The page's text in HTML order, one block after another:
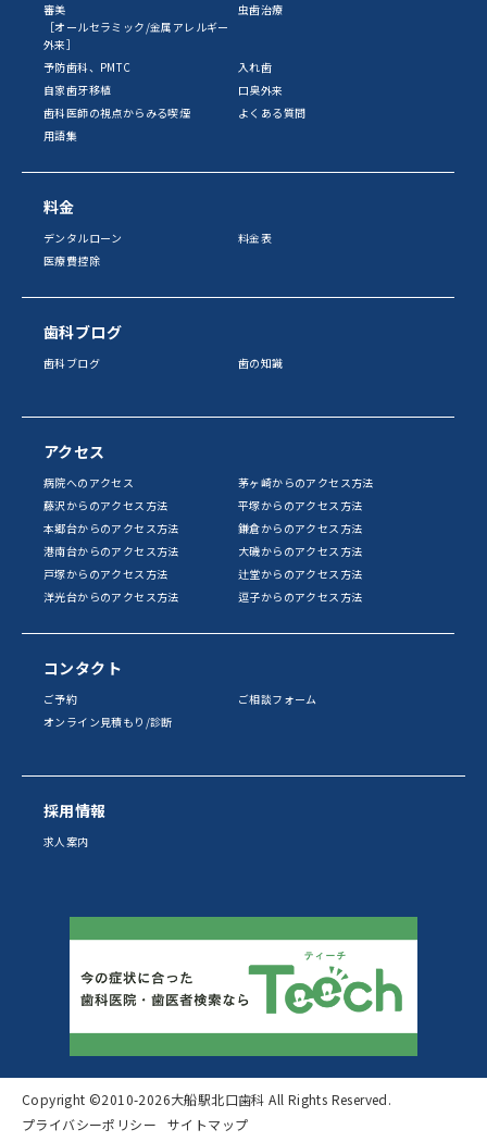
審美
［オールセラミック/金属アレルギー
外来］
虫歯治療
予防歯科、PMTC
入れ歯
自家歯牙移植
口臭外来
歯科医師の視点からみる喫煙
よくある質問
用語集
料金
デンタルローン
料金表
医療費控除
歯科ブログ
歯科ブログ 歯の知識
アクセス
病院へのアクセス
茅ヶ崎からのアクセス方法
藤沢からのアクセス方法
平塚からのアクセス方法
本郷台からのアクセス方法
鎌倉からのアクセス方法
港南台からのアクセス方法
大磯からのアクセス方法
戸塚からのアクセス方法
辻堂からのアクセス方法
洋光台からのアクセス方法
逗子からのアクセス方法
コンタクト
ご予約
ご相談フォーム
オンライン見積もり/診断
採用情報
求人案内
Copyright ©2010-2026大船駅北口歯科 All Rights Reserved.
プライバシーポリシー
サイトマップ